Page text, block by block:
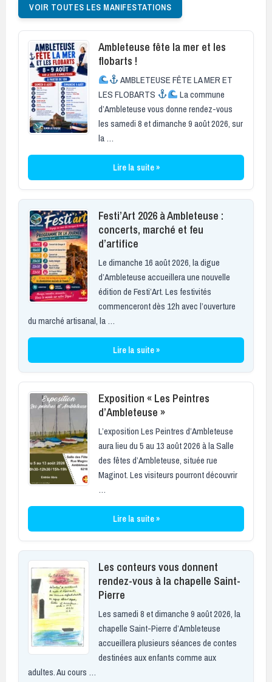
VOIR TOUTES LES MANIFESTATIONS
Ambleteuse fête la mer et les
flobarts !
AMBLETEUSE FÊTE LA MER ET
LES FLOBARTS
La commune
d’Ambleteuse vous donne rendez-vous
les samedi 8 et dimanche 9 août 2026, sur
la …
Lire la suite »
Festi’Art 2026 à Ambleteuse :
concerts, marché et feu
d’artifice
Le dimanche 16 août 2026, la digue
d’Ambleteuse accueillera une nouvelle
édition de Festi’Art. Les festivités
commenceront dès 12h avec l’ouverture
du marché artisanal, la …
Lire la suite »
Exposition « Les Peintres
d’Ambleteuse »
L’exposition Les Peintres d’Ambleteuse
aura lieu du 5 au 13 août 2026 à la Salle
des fêtes d’Ambleteuse, située rue
Maginot. Les visiteurs pourront découvrir
…
Lire la suite »
Les conteurs vous donnent
rendez-vous à la chapelle Saint-
Pierre
Les samedi 8 et dimanche 9 août 2026, la
chapelle Saint-Pierre d’Ambleteuse
accueillera plusieurs séances de contes
destinées aux enfants comme aux
adultes. Au cours …